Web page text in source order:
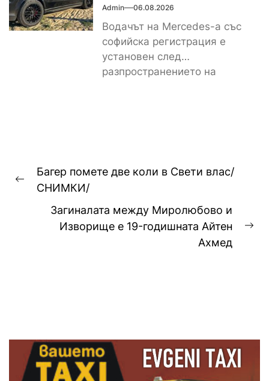
Admin 06.08.2026
Водачът на Mercedes-а със
софийска регистрация е
установен след
разпространението на
Навигация
Previous
Багер помете две коли в Свети влас/
СНИМКИ/
Загиналата между Миролюбово и
Изворище е 19-годишната Айтен
Ахмед